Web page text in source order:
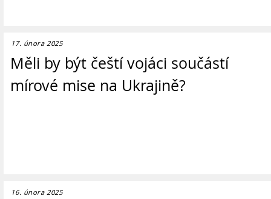
17. února 2025
Měli by být čeští vojáci součástí
mírové mise na Ukrajině?
16. února 2025